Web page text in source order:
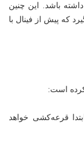
باشد. این چنین
که پیش از فینال با
است:
قرعه‌کشی خواهد